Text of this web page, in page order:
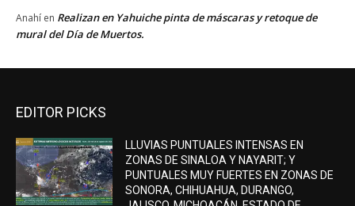
Anahí en Realizan en Yahuiche pinta de máscaras y retoque de
mural del Día de Muertos.
EDITOR PICKS
LLUVIAS PUNTUALES INTENSAS EN
ZONAS DE SINALOA Y NAYARIT; Y
PUNTUALES MUY FUERTES EN ZONAS DE
SONORA, CHIHUAHUA, DURANGO,